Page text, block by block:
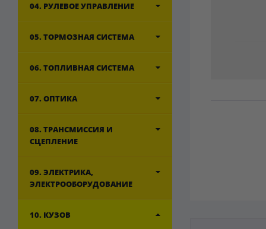
04. РУЛЕВОЕ УПРАВЛЕНИЕ
05. ТОРМОЗНАЯ СИСТЕМА
06. ТОПЛИВНАЯ СИСТЕМА
07. ОПТИКА
08. ТРАНСМИССИЯ И
СЦЕПЛЕНИЕ
09. ЭЛЕКТРИКА,
ЭЛЕКТРООБОРУДОВАНИЕ
10. КУЗОВ